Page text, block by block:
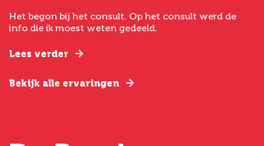
Het begon bij het consult. Op het consult werd de
info die ik moest weten gedeeld.
Lees verder
Bekijk alle ervaringen